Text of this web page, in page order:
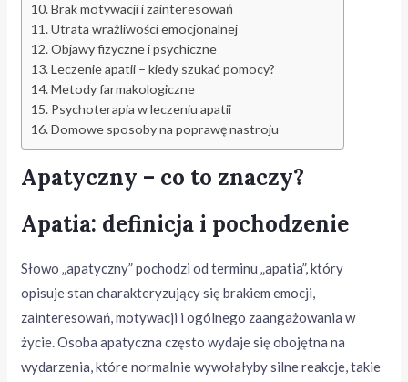
Brak motywacji i zainteresowań
Utrata wrażliwości emocjonalnej
Objawy fizyczne i psychiczne
Leczenie apatii – kiedy szukać pomocy?
Metody farmakologiczne
Psychoterapia w leczeniu apatii
Domowe sposoby na poprawę nastroju
Apatyczny – co to znaczy?
Apatia: definicja i pochodzenie
Słowo „apatyczny” pochodzi od terminu „apatia”, który
opisuje stan charakteryzujący się brakiem emocji,
zainteresowań, motywacji i ogólnego zaangażowania w
życie. Osoba apatyczna często wydaje się obojętna na
wydarzenia, które normalnie wywołałyby silne reakcje, takie